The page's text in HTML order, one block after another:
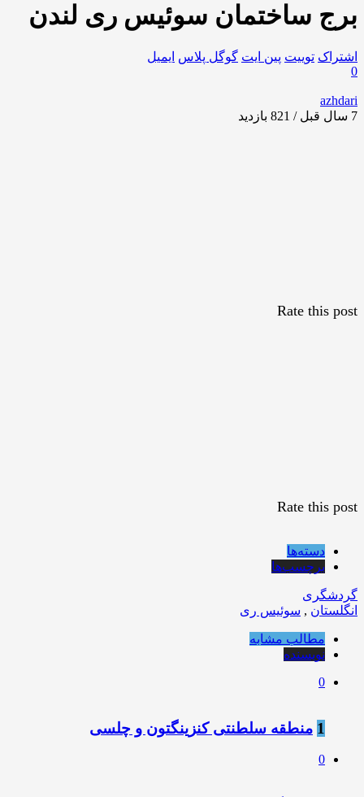
برج ساختمان سوئیس ری لندن
اشتراک توییت پین ایت گوگل‌ پلاس ایمیل
0
azhdari
7 سال قبل / 821
بازدید
Rate this post
Rate this post
دسته‌ها
برچسب‌ها
گردشگری
انگلستان , سوئیس ری
مطالب مشابه
نویسنده
0
1 منطقه سلطنتی کنزینگتون و چلسی
0